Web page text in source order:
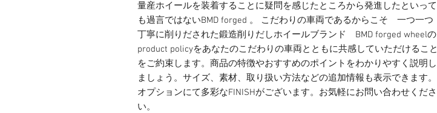
量産ホイールを装着することに疑問を感じたところから発進したといって
も過言ではないBMD forged 。 こだわりの車両であるからこそ　一つ一つ
丁寧に削りだされた鍛造削りだしホイールブランド　BMD forged wheelの
product policyをあなたのこだわりの車両とともに共感していただけること
をご約束します。商品の特徴やおすすめのポイントをわかりやすく説明し
ましょう。サイズ、素材、取り扱い方法などの追加情報も表示できます。
オプションにて多彩なFINISHがございます。お気軽にお問い合わせくださ
い。